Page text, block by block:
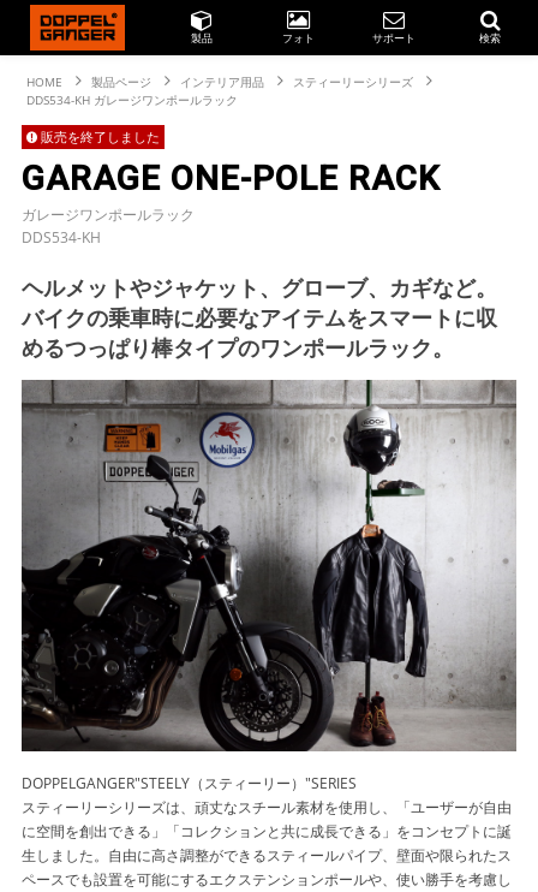
製品 フォト サポート 検索
HOME 製品ページ インテリア用品
スティーリーシリーズ
DDS534-KH ガレージワンポールラック
販売を終了しました
GARAGE ONE-POLE RACK
ガレージワンポールラック
DDS534-KH
ヘルメットやジャケット、グローブ、カギなど。
バイクの乗車時に必要なアイテムをスマートに収
めるつっぱり棒タイプのワンポールラック。
DOPPELGANGER"STEELY（スティーリー）"SERIES
スティーリーシリーズは、頑丈なスチール素材を使用し、「ユーザーが自由
に空間を創出できる」「コレクションと共に成長できる」をコンセプトに誕
生しました。自由に高さ調整ができるスティールパイプ、壁面や限られたス
ペースでも設置を可能にするエクステンションポールや、使い勝手を考慮し